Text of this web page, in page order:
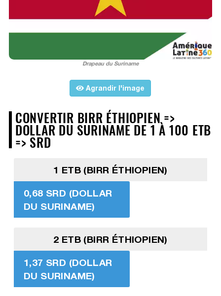
Drapeau du Suriname
Agrandir l'image
CONVERTIR BIRR ÉTHIOPIEN =>
DOLLAR DU SURINAME DE 1 À 100 ETB
=> SRD
1 ETB (BIRR ÉTHIOPIEN)
0,68 SRD (DOLLAR
DU SURINAME)
2 ETB (BIRR ÉTHIOPIEN)
1,37 SRD (DOLLAR
DU SURINAME)